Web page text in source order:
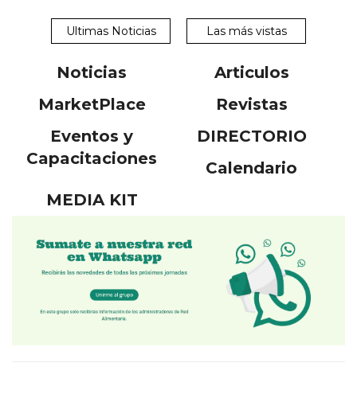
Ultimas Noticias Las más vistas
Noticias
Articulos
MarketPlace
Revistas
Eventos y
Capacitaciones
DIRECTORIO
Calendario
MEDIA KIT